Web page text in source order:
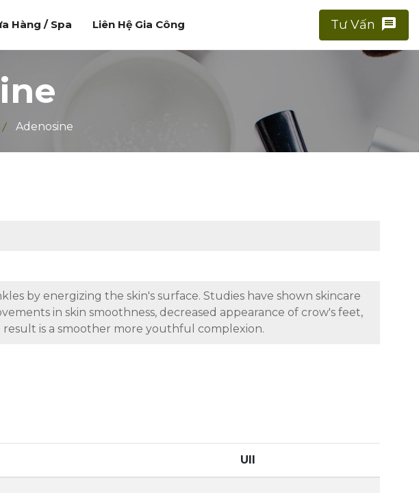
Hàng / Spa Liên Hệ Gia Công Tư Vấn message
Adenosine
by energizing the skin's surface. Studies have shown skincare
in skin smoothness, decreased appearance of crow's feet,
is a smoother more youthful complexion.
UII